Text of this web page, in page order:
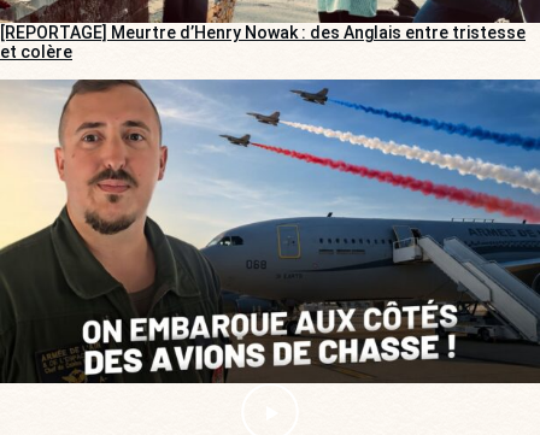
[REPORTAGE] Meurtre d’Henry Nowak : des Anglais entre tristesse
et colère